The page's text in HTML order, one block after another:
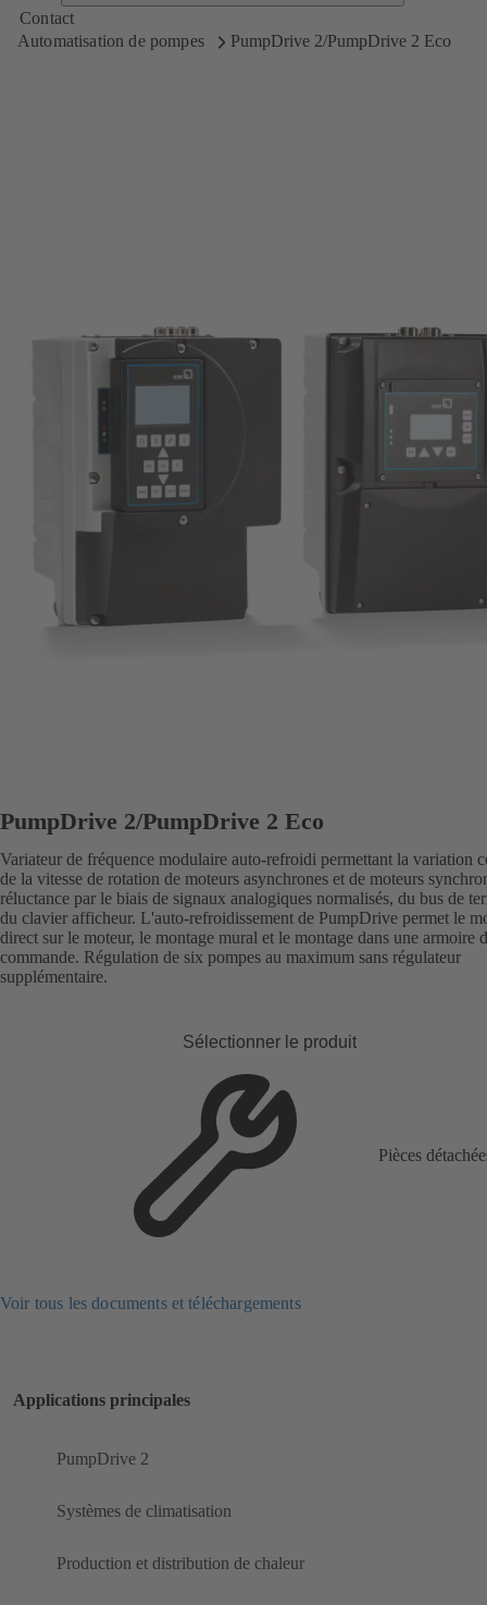
Contact
Automatisation de pompes
PumpDrive 2/PumpDrive 2 Eco
PumpDrive 2/PumpDrive 2 Eco
Variateur de fréquence modulaire auto-refroidi permettant la variation
de la vitesse de rotation de moteurs asynchrones et de moteurs
réluctance par le biais de signaux analogiques normalisés, du bus de
du clavier afficheur. L'auto-refroidissement de PumpDrive permet le
direct sur le moteur, le montage mural et le montage dans une armoire
commande. Régulation de six pompes au maximum sans régulateur
supplémentaire.
Sélectionner le produit
Pièces
Voir tous les documents et téléchargements
Applications principales
PumpDrive 2
Systèmes de climatisation
Production et distribution de chaleur